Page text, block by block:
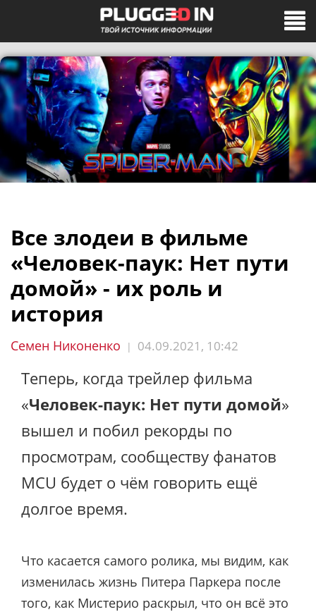
Все злодеи в фильме
«Человек-паук: Нет пути
домой» - их роль и
история
Семен Никоненко | 04.09.2021, 10:42
Теперь, когда трейлер фильма
«Человек-паук: Нет пути домой»
вышел и побил рекорды по
просмотрам, сообществу фанатов
MCU будет о чём говорить ещё
долгое время.
Что касается самого ролика, мы видим, как
изменилась жизнь Питера Паркера после
того, как Мистерио раскрыл, что он всё это